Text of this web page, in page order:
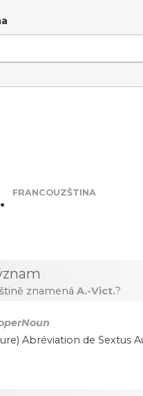
FRANCOUZŠTINA
znamená A.-Vict.?
Abréviation de Sextus